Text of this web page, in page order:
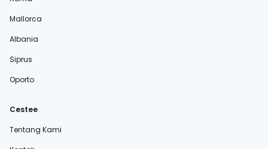
Mallorca
Albania
Siprus
Oporto
Cestee
Tentang Kami